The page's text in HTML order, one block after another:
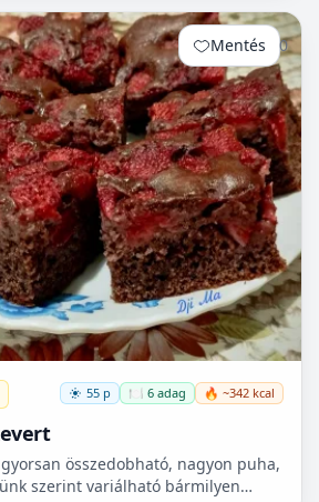
Mentés 0
55 p 🍽️ 6 adag 🔥 ~342 kcal
összedobható, nagyon puha,
szerint variálható bármilyen